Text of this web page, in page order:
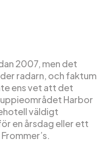
2007, men det
radarn, och faktum
ens vet att det
Harbor
väldigt
en årsdag eller ett